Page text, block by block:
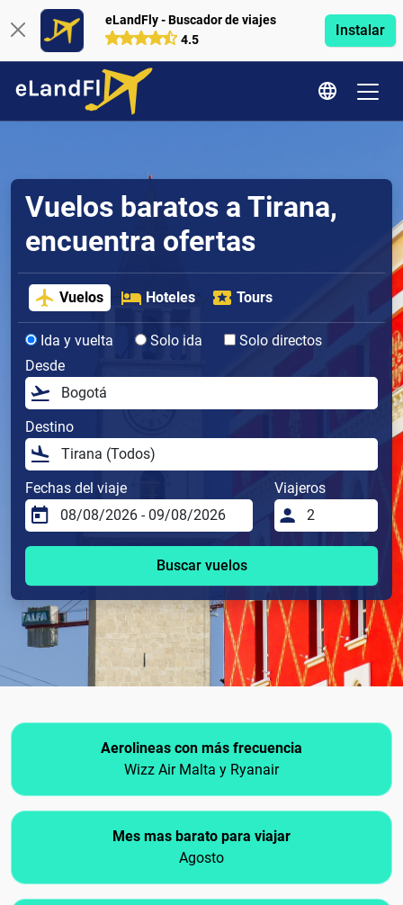
eLandFly - Buscador de viajes
4.5
Instalar
Vuelos baratos a Tirana,
encuentra ofertas
Vuelos Hoteles Tours
Ida y vuelta Solo ida
Solo directos
Desde
Destino
Fechas del viaje Viajeros
Buscar vuelos
Aerolineas con más frecuencia
Wizz Air Malta y Ryanair
Mes mas barato para viajar
Agosto